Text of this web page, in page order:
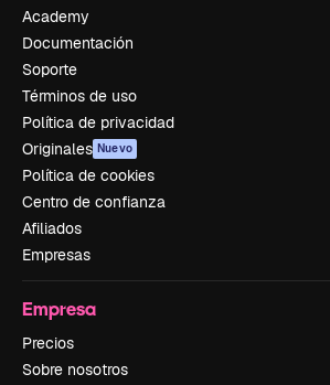
Academy
Documentación
Soporte
Términos de uso
Política de privacidad
Originales Nuevo
Política de cookies
Centro de confianza
Afiliados
Empresas
Empresa
Precios
Sobre nosotros